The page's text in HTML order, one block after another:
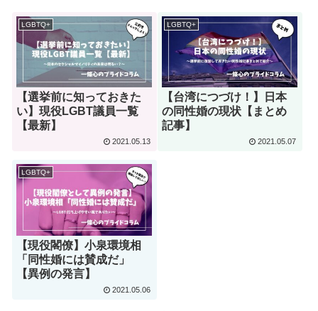
LGBTQ+
【選挙前に知っておきた
い】現役LGBT議員一覧
【最新】
2021.05.13
LGBTQ+
【台湾につづけ！】日本
の同性婚の現状【まとめ
記事】
2021.05.07
LGBTQ+
【現役閣僚】小泉環境相
「同性婚には賛成だ」
【異例の発言】
2021.05.06